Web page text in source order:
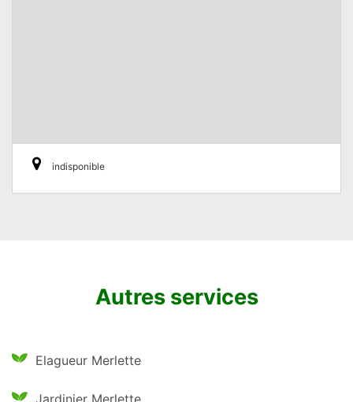
indisponible
Autres services
Elagueur Merlette
Jardinier Merlette